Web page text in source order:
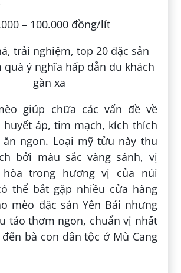
– 100.000 đồng/lít
giúp chữa các vấn đề về
áp, tim mạch, kích thích
ngon. Loại mỹ tửu này thu
bởi màu sắc vàng sánh, vị
trong hương vị của núi
thể bắt gặp nhiều cửa hàng
mèo đặc sản Yên Bái nhưng
táo thơm ngon, chuẩn vị nhất
bà con dân tộc ở Mù Cang